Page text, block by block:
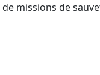
missions de